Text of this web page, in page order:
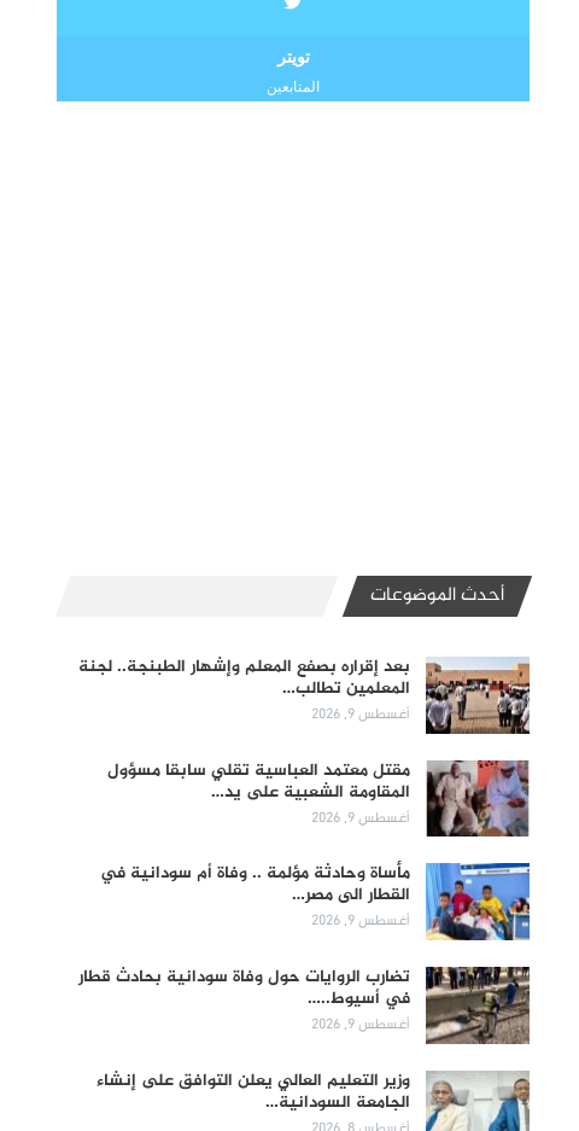
تويتر
المتابعين
أحدث الموضوعات
بعد إقراره بصفع المعلم وإشهار الطبنجة.. لجنة
المعلمين تطالب…
أغسطس 9, 2026
مقتل معتمد العباسية تقلي سابقا مسؤول
المقاومة الشعبية على يد…
أغسطس 9, 2026
مأساة وحادثة مؤلمة .. وفاة أم سودانية في
القطار الى مصر…
أغسطس 9, 2026
تضارب الروايات حول وفاة سودانية بحادث قطار
في أسيوط..…
أغسطس 9, 2026
وزير التعليم العالي يعلن التوافق على إنشاء
الجامعة السودانية…